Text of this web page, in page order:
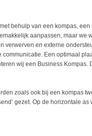
behulp van een kompas,
aanpassen, maar we
verwerven en externe
Een optimaal
wij een Business Kompas.
zoals ook bij een kompas
gezet. Op de horizontale